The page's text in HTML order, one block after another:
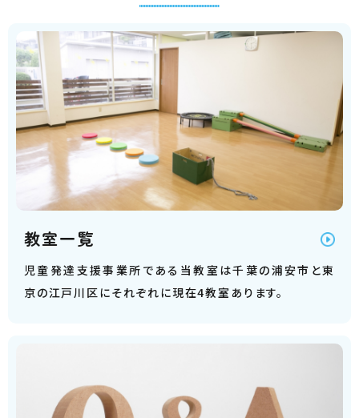
教室一覧
児童発達支援事業所である当教室は千葉の浦安市と東
京の江戸川区にそれぞれに現在4教室あります。